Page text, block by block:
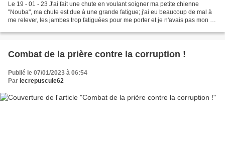
Le 19 - 01 - 23 J'ai fait une chute en voulant soigner ma petite chienne
"Nouba", ma chute est due à une grande fatigue; j'ai eu beaucoup de mal à
me relever, les jambes trop fatiguées pour me porter et je n'avais pas mon tél
Combat de la prière contre la corruption !
Publié le 07/01/2023 à 06:54
Par lecrepuscule62